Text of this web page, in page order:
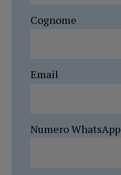
Cognome
Email
Numero WhatsApp